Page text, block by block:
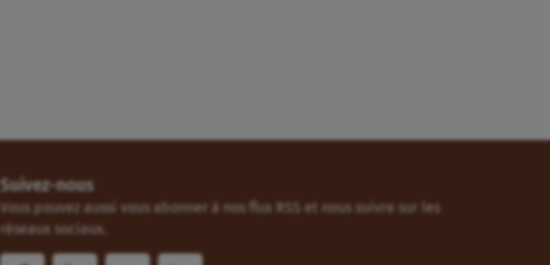
Suivez-nous
Vous pouvez aussi vous abonner à nos flux RSS et nous suivre sur les
réseaux sociaux.